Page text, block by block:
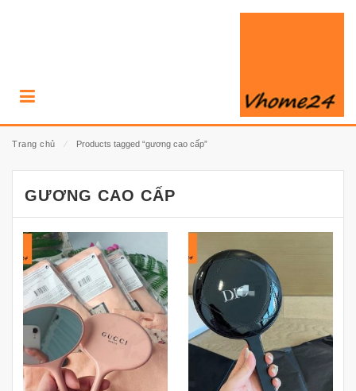
Trang chủ ⁄ Products tagged “gương cao cấp”
GƯƠNG CAO CẤP